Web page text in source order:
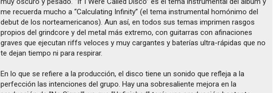
me recuerda mucho a “Calculating Infinity” (el tema instrumental homónimo del
debut de los norteamericanos). Aun así, en todos sus temas imprimen rasgos
propios del grindcore y del metal más extremo, con guitarras con afinaciones
graves que ejecutan riffs veloces y muy cargantes y baterías ultra-rápidas que no
te dejan tiempo ni para respirar.
En lo que se refiere a la producción, el disco tiene un sonido que refleja a la
perfección las intenciones del grupo. Hay una sobresaliente mejora en la